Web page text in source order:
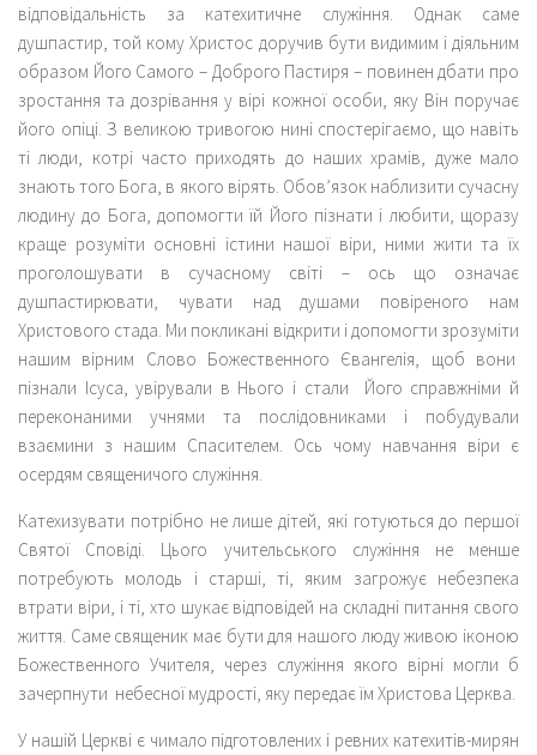
відповідальність за катехитичне служіння. Однак саме
душпастир, той кому Христос доручив бути видимим і діяльним
образом Його Самого – Доброго Пастиря – повинен дбати про
зростання та дозрівання у вірі кожної особи, яку Він поручає
його опіці. З великою тривогою нині спостерігаємо, що навіть
ті люди, котрі часто приходять до наших храмів, дуже мало
знають того Бога, в якого вірять. Обов’язок наблизити сучасну
людину до Бога, допомогти їй Його пізнати і любити, щоразу
краще розуміти основні істини нашої віри, ними жити та їх
проголошувати в сучасному світі – ось що означає
душпастирювати, чувати над душами повіреного нам
Христового стада. Ми покликані відкрити і допомогти зрозуміти
нашим вірним Слово Божественного Євангелія, щоб вони
пізнали Ісуса, увірували в Нього і стали Його справжніми й
переконаними учнями та послідовниками і побудували
взаємини з нашим Спасителем. Ось чому навчання віри є
осердям священичого служіння.
Катехизувати потрібно не лише дітей, які готуються до першої
Святої Сповіді. Цього учительського служіння не менше
потребують молодь і старші, ті, яким загрожує небезпека
втрати віри, і ті, хто шукає відповідей на складні питання свого
життя. Саме священик має бути для нашого люду живою іконою
Божественного Учителя, через служіння якого вірні могли б
зачерпнути небесної мудрості, яку передає їм Христова Церква.
У нашій Церкві є чимало підготовлених і ревних катехитів-мирян